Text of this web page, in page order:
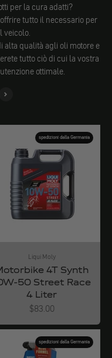
per la cura adatti?
tutto il necessario per
veicolo.
alta qualità agli oli motore e
tutto ciò di cui la vostra
ottimale.
spedizioni dalla Germania
Liqui Moly
4T Synth
50 Street Race
4 Liter
Angebot
$83.00
spedizioni dalla Germania